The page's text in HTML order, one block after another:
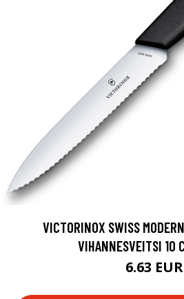
VICTORINOX SWISS
VIHANNESVEITSI 10
6.63 EUR